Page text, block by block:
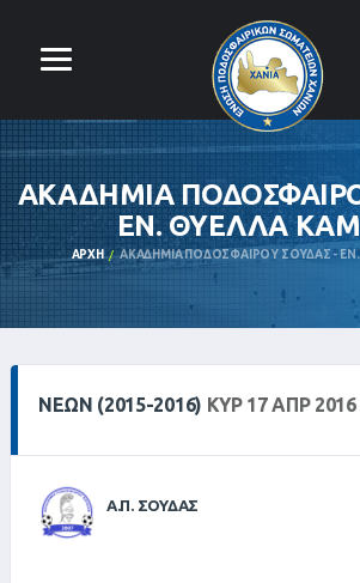
ΑΚΑΔΗΜΙΑ
ΕΝ. ΘΥΕΛΛΑ
ΑΡΧΉ ΑΚΑΔΗΜΙΑ ΠΟΔΟΣΦΑΙΡΟΥ ΣΟΥΔΑΣ - ΕΝ.
ΝΕΩΝ (2015-2016) ΚΥΡ 17 ΑΠΡ 2016
Α.Π. ΣΟΥΔΑΣ